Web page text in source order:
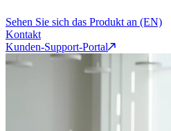
Sehen Sie sich das Produkt an (EN)
Kontakt
Kunden-Support-Portal